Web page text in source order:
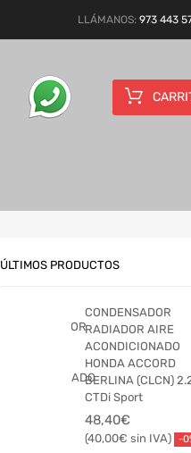
LLÁMANOS: 973 443
ÚLTIMOS PRODUCTOS
CONDENSADOR
RADIADOR AIRE
ACONDICIONADO
HONDA ACCORD
BERLINA (CLCN)
CTDi Sport
48,40€
40,00€ -